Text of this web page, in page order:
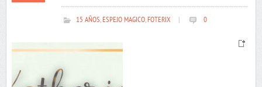
15 AÑOS,ESPEJO MAGICO,FOTERIX 0